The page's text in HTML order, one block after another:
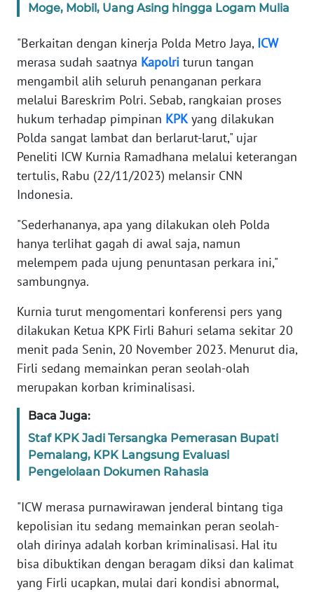
Moge, Mobil, Uang Asing hingga Logam Mulia
"Berkaitan dengan kinerja Polda Metro Jaya, ICW
merasa sudah saatnya Kapolri turun tangan
mengambil alih seluruh penanganan perkara
melalui Bareskrim Polri. Sebab, rangkaian proses
hukum terhadap pimpinan KPKyang dilakukan
Polda sangat lambat dan berlarut-larut," ujar
Peneliti ICW Kurnia Ramadhana melalui keterangan
tertulis, Rabu (22/11/2023) melansir CNN
Indonesia.
"Sederhananya, apa yang dilakukan oleh Polda
hanya terlihat gagah di awal saja, namun
melempem pada ujung penuntasan perkara ini,"
sambungnya.
Kurnia turut mengomentari konferensi pers yang
dilakukan Ketua KPK Firli Bahuri selama sekitar 20
menit pada Senin, 20 November 2023. Menurut dia,
Firli sedang memainkan peran seolah-olah
merupakan korban kriminalisasi.
Baca Juga:
Staf KPK Jadi Tersangka Pemerasan Bupati
Pemalang, KPK Langsung Evaluasi
Pengelolaan Dokumen Rahasia
"ICW merasa purnawirawan jenderal bintang tiga
kepolisian itu sedang memainkan peran seolah-
olah dirinya adalah korban kriminalisasi. Hal itu
bisa dibuktikan dengan beragam diksi dan kalimat
yang Firli ucapkan, mulai dari kondisi abnormal,
SIBER
REDAKSI
KARIR
DISCLAIMER
Wahana
Regional
WN
SUMUT
WN
JAKARTA
WN
WN
WN
WN
KEPRI
WN
PAPUA